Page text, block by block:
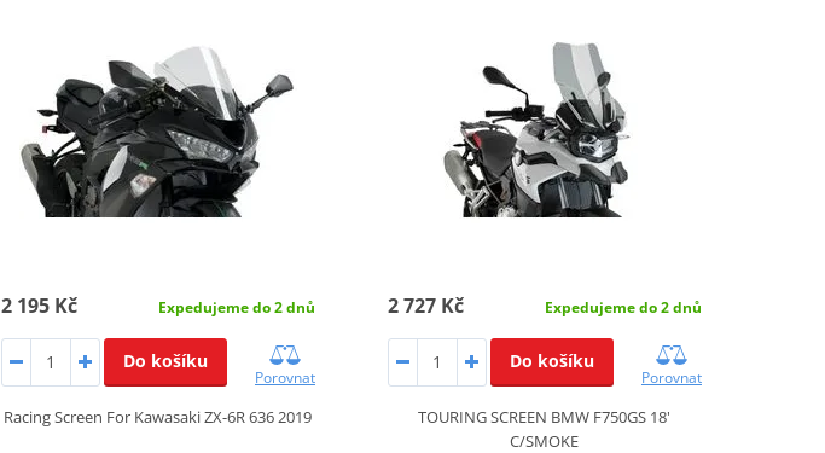
2 195 Kč Expedujeme do 2 dnů
Do košíku
Porovnat
Racing Screen For Kawasaki ZX-6R 636 2019
2 727 Kč Expedujeme do 2 dnů
Do košíku
Porovnat
TOURING SCREEN BMW F750GS 18'
C/SMOKE